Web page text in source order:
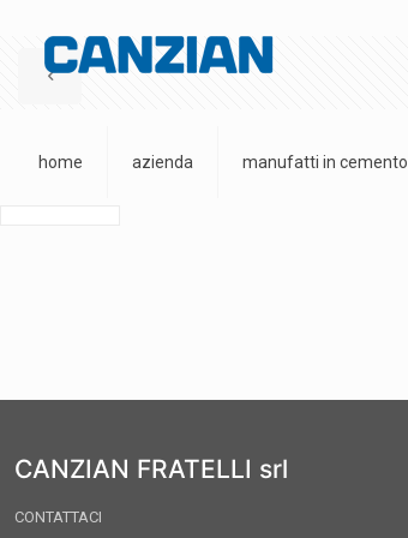
home azienda manufatti in cemento
CANZIAN FRATELLI srl
CONTATTACI